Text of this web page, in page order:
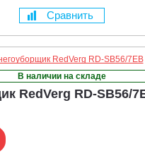
Сравнить
В наличии на складе
RedVerg RD-SB56/